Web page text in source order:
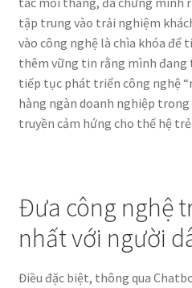
tập trung vào trải nghiệm
vào công nghệ là chìa khóa để
thêm vững tin rằng mình đang
tiếp tục phát triển công nghệ
hàng ngàn doanh nghiệp
truyền cảm hứng cho thế hệ
Đưa công nghệ
nhất với người
Điều đặc biệt, thông qua